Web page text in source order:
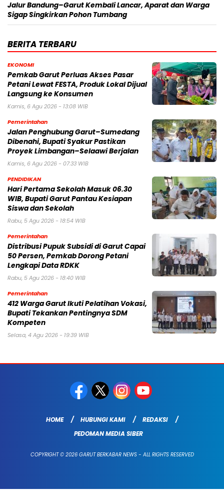
Jalur Bandung–Garut Kembali Lancar, Aparat dan Warga
Sigap Singkirkan Pohon Tumbang
BERITA TERBARU
EKONOMI
Pemkab Garut Perluas Akses Pasar
Petani Lewat FESTA, Produk Lokal Dijual
Langsung ke Konsumen
Kamis, 6 Agu 2026 - 13:08 WIB
Pemerintahan
Jalan Penghubung Garut–Sumedang
Dibenahi, Bupati Syakur Pastikan
Proyek Limbangan–Selaawi Berjalan
Kamis, 6 Agu 2026 - 07:33 WIB
PENDIDIKAN
Hari Pertama Sekolah Masuk 06.30
WIB, Bupati Garut Pantau Kesiapan
Siswa dan Sekolah
Rabu, 5 Agu 2026 - 18:54 WIB
Pemerintahan
Distribusi Pupuk Subsidi di Garut Capai
50 Persen, Pemkab Dorong Petani
Lengkapi Data RDKK
Rabu, 5 Agu 2026 - 18:40 WIB
Pemerintahan
412 Warga Garut Ikuti Pelatihan Vokasi,
Bupati Tekankan Pentingnya SDM
Kompeten
Selasa, 4 Agu 2026 - 19:39 WIB
HOME HUBUNGI KAMI
REDAKSI
PEDOMAN MEDIA SIBER
COPYRIGHT © 2026 GARUT BERKABAR NEWS - ALL RIGHTS RESERVED